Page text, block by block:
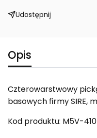
Udostępnij
Opis
Czterowarstwowy
basowych firmy SIRE,
Kod produktu: M5V-